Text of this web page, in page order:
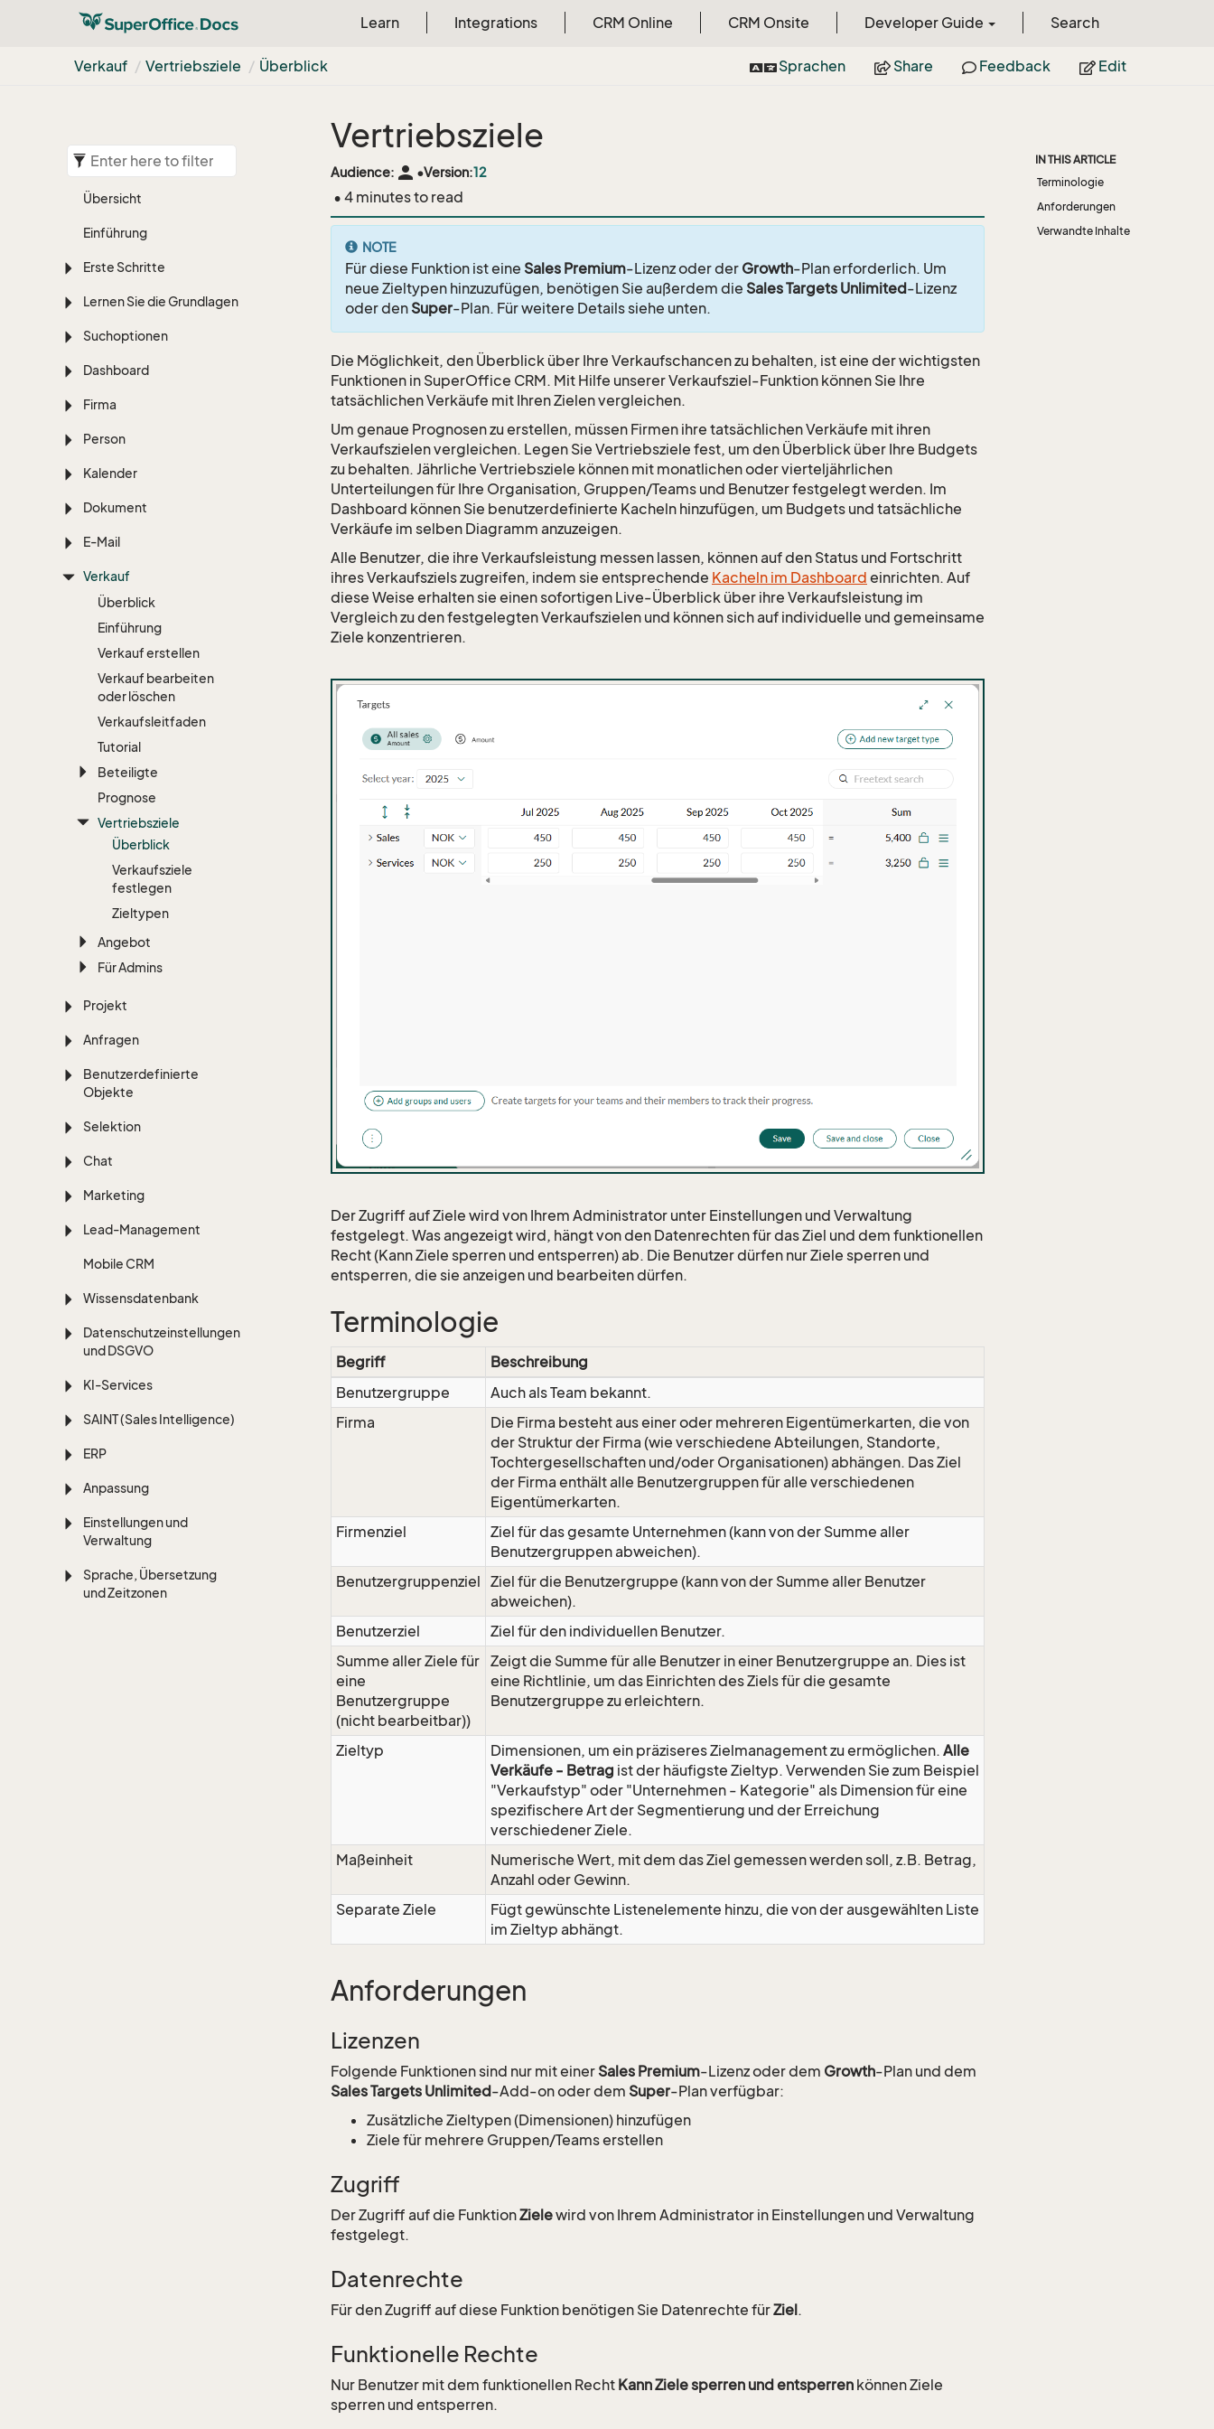
Learn Integrations CRM Online CRM Onsite Developer Guide Search
Verkauf Vertriebsziele Überblick Sprachen Share Feedback Edit
Übersicht
Einführung
Erste Schritte
Lernen Sie die Grundlagen
Suchoptionen
Dashboard
Firma
Person
Kalender
Dokument
E-Mail
Verkauf
Überblick
Einführung
Verkauf erstellen
Verkauf bearbeiten
oder löschen
Verkaufsleitfaden
Tutorial
Beteiligte
Prognose
Vertriebsziele
Überblick
Verkaufsziele
festlegen
Zieltypen
Angebot
Für Admins
Projekt
Anfragen
Benutzerdefinierte
Objekte
Selektion
Chat
Marketing
Lead-Management
Mobile CRM
Wissensdatenbank
Datenschutzeinstellungen
und DSGVO
KI-Services
SAINT (Sales Intelligence)
ERP
Anpassung
Einstellungen und
Verwaltung
Sprache, Übersetzung
und Zeitzonen
Vertriebsziele
Audience: person •Version:12
• 4 minutes to read
NOTE
Für diese Funktion ist eine Sales Premium-Lizenz oder der Growth-Plan erforderlich. Um
neue Zieltypen hinzuzufügen, benötigen Sie außerdem die Sales Targets Unlimited-Lizenz
oder denSuper-Plan. Für weitere Details siehe unten.
Die Möglichkeit, den Überblick über Ihre Verkaufschancen zu behalten, ist eine der wichtigsten
Funktionen in SuperOffice CRM. Mit Hilfe unserer Verkaufsziel-Funktion können Sie Ihre
tatsächlichen Verkäufe mit Ihren Zielen vergleichen.
Um genaue Prognosen zu erstellen, müssen Firmen ihre tatsächlichen Verkäufe mit ihren
Verkaufszielen vergleichen. Legen Sie Vertriebsziele fest, um den Überblick über Ihre Budgets
zu behalten. Jährliche Vertriebsziele können mit monatlichen oder vierteljährlichen
Unterteilungen für Ihre Organisation, Gruppen/Teams und Benutzer festgelegt werden. Im
Dashboard können Sie benutzerdefinierte Kacheln hinzufügen, um Budgets und tatsächliche
Verkäufe im selben Diagramm anzuzeigen.
Alle Benutzer, die ihre Verkaufsleistung messen lassen, können auf den Status und Fortschritt
ihres Verkaufsziels zugreifen, indem sie entsprechende Kacheln im Dashboard einrichten. Auf
diese Weise erhalten sie einen sofortigen Live-Überblick über ihre Verkaufsleistung im
Vergleich zu den festgelegten Verkaufszielen und können sich auf individuelle und gemeinsame
Ziele konzentrieren.
Der Zugriff auf Ziele wird von Ihrem Administrator unter Einstellungen und Verwaltung
festgelegt. Was angezeigt wird, hängt von den Datenrechten für das Ziel und dem funktionellen
Recht (Kann Ziele sperren und entsperren) ab. Die Benutzer dürfen nur Ziele sperren und
entsperren, die sie anzeigen und bearbeiten dürfen.
Terminologie
Begriff
Beschreibung
Benutzergruppe
Auch als Team bekannt.
Firma
Die Firma besteht aus einer oder mehreren Eigentümerkarten, die von
der Struktur der Firma (wie verschiedene Abteilungen, Standorte,
Tochtergesellschaften und/oder Organisationen) abhängen. Das Ziel
der Firma enthält alle Benutzergruppen für alle verschiedenen
Eigentümerkarten.
Firmenziel
Ziel für das gesamte Unternehmen (kann von der Summe aller
Benutzergruppen abweichen).
Benutzergruppenziel Ziel für die Benutzergruppe (kann von der Summe aller Benutzer
abweichen).
Benutzerziel
Ziel für den individuellen Benutzer.
Summe aller Ziele für
eine
Benutzergruppe
(nicht bearbeitbar))
Zeigt die Summe für alle Benutzer in einer Benutzergruppe an. Dies ist
eine Richtlinie, um das Einrichten des Ziels für die gesamte
Benutzergruppe zu erleichtern.
Zieltyp Dimensionen, um ein präziseres Zielmanagement zu ermöglichen. Alle
Verkäufe - Betrag ist der häufigste Zieltyp. Verwenden Sie zum Beispiel
"Verkaufstyp" oder "Unternehmen - Kategorie" als Dimension für eine
spezifischere Art der Segmentierung und der Erreichung
verschiedener Ziele.
Maßeinheit
Numerische Wert, mit dem das Ziel gemessen werden soll, z.B. Betrag,
Anzahl oder Gewinn.
Separate Ziele
Fügt gewünschte Listenelemente hinzu, die von der ausgewählten Liste
im Zieltyp abhängt.
Anforderungen
Lizenzen
Folgende Funktionen sind nur mit einer Sales Premium-Lizenz oder dem Growth-Plan und dem
Sales Targets Unlimited-Add-on oder dem Super-Plan verfügbar:
Zusätzliche Zieltypen (Dimensionen) hinzufügen
Ziele für mehrere Gruppen/Teams erstellen
Zugriff
Der Zugriff auf die FunktionZielewird von Ihrem Administrator in Einstellungen und Verwaltung
festgelegt.
Datenrechte
Für den Zugriff auf diese Funktion benötigen Sie Datenrechte fürZiel.
Funktionelle Rechte
Nur Benutzer mit dem funktionellen Recht Kann Ziele sperren und entsperren können Ziele
sperren und entsperren.
IN THIS ARTICLE
Terminologie
Anforderungen
Verwandte Inhalte